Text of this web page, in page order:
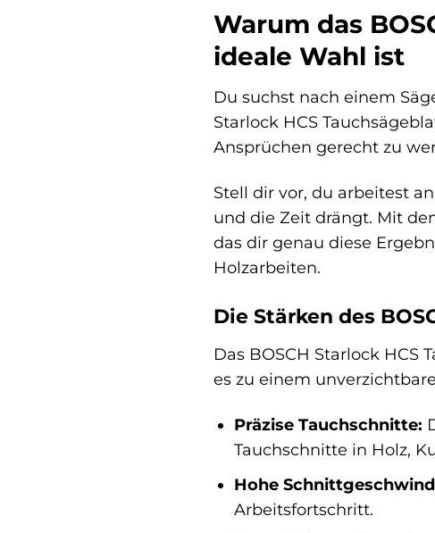
Warum das
ideale Wahl ist
Du suchst nach einem
Starlock HCS
Ansprüchen gerecht zu
Stell dir vor, du arbeitest
und die Zeit drängt. Mit
das dir genau diese
Holzarbeiten.
Die Stärken des
Das BOSCH Starlock HCS
es zu einem
Präzise Tauchschnitte:
Tauchschnitte in Holz,
Hohe
Arbeitsfortschritt.